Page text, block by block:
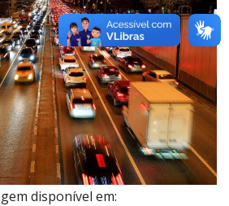
disponível em: